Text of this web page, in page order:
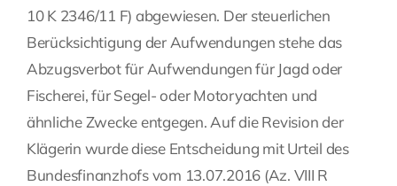
10 K 2346/11 F) abgewiesen. Der steuerlichen
Berücksichtigung der Aufwendungen stehe das
Abzugsverbot für Aufwendungen für Jagd oder
Fischerei, für Segel- oder Motoryachten und
ähnliche Zwecke entgegen. Auf die Revision der
Klägerin wurde diese Entscheidung mit Urteil des
Bundesfinanzhofs vom 13.07.2016 (Az. VIII R